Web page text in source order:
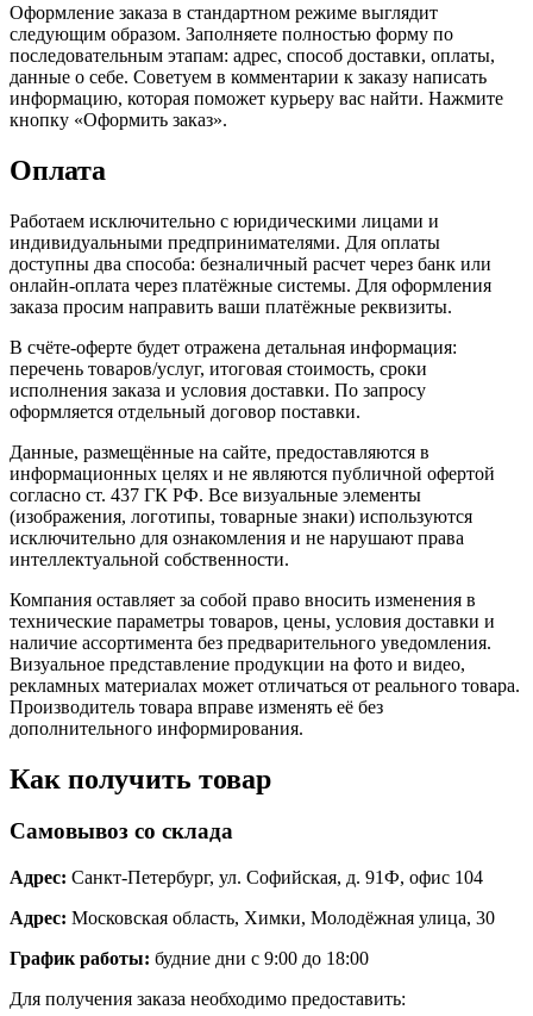
Оформление заказа в стандартном режиме выглядит
следующим образом. Заполняете полностью форму по
последовательным этапам: адрес, способ доставки, оплаты,
данные о себе. Советуем в комментарии к заказу написать
информацию, которая поможет курьеру вас найти. Нажмите
кнопку «Оформить заказ».
Оплата
Работаем исключительно с юридическими лицами и
индивидуальными предпринимателями. Для оплаты
доступны два способа: безналичный расчет через банк или
онлайн-оплата через платёжные системы. Для оформления
заказа просим направить ваши платёжные реквизиты.
В счёте-оферте будет отражена детальная информация:
перечень товаров/услуг, итоговая стоимость, сроки
исполнения заказа и условия доставки. По запросу
оформляется отдельный договор поставки.
Данные, размещённые на сайте, предоставляются в
информационных целях и не являются публичной офертой
согласно ст. 437 ГК РФ. Все визуальные элементы
(изображения, логотипы, товарные знаки) используются
исключительно для ознакомления и не нарушают права
интеллектуальной собственности.
Компания оставляет за собой право вносить изменения в
технические параметры товаров, цены, условия доставки и
наличие ассортимента без предварительного уведомления.
Визуальное представление продукции на фото и видео,
рекламных материалах может отличаться от реального товара.
Производитель товара вправе изменять её без
дополнительного информирования.
Как получить товар
Самовывоз со склада
Адрес: Санкт-Петербург, ул. Софийская, д. 91Ф, офис 104
Адрес: Московская область, Химки, Молодёжная улица, 30
График работы: будние дни с 9:00 до 18:00
Для получения заказа необходимо предоставить: